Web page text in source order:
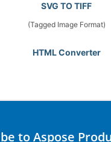
SVG TO TIFF
(Tagged Image Format)
HTML Converter
to Aspose